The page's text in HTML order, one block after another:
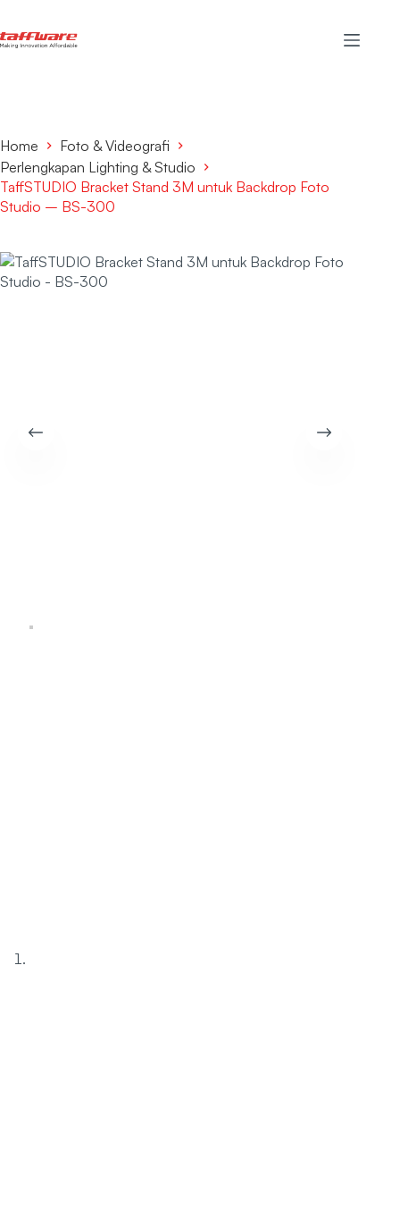
Home
Foto & Videografi
Perlengkapan Lighting & Studio
TaffSTUDIO Bracket Stand 3M untuk Backdrop Foto
Studio – BS-300